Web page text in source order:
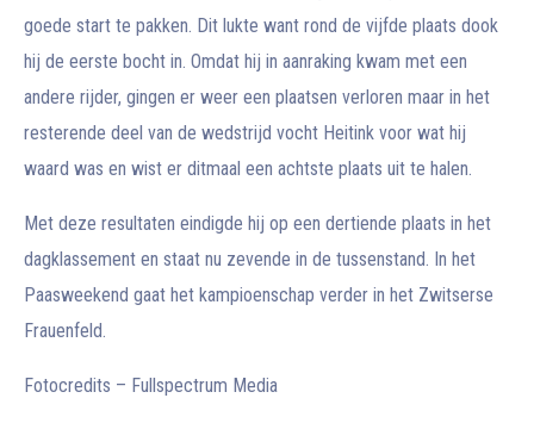
goede start te pakken. Dit lukte want rond de vijfde plaats dook
hij de eerste bocht in. Omdat hij in aanraking kwam met een
andere rijder, gingen er weer een plaatsen verloren maar in het
resterende deel van de wedstrijd vocht Heitink voor wat hij
waard was en wist er ditmaal een achtste plaats uit te halen.
Met deze resultaten eindigde hij op een dertiende plaats in het
dagklassement en staat nu zevende in de tussenstand. In het
Paasweekend gaat het kampioenschap verder in het Zwitserse
Frauenfeld.
Fotocredits – Fullspectrum Media